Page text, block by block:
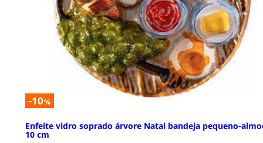
-10%
Enfeite vidro soprado árvore Natal bandeja pequeno-
10 cm